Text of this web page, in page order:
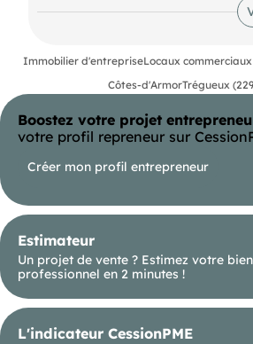
l'immeuble. Les locaux seront
Immobilier d'entrepriseLocaux
Côtes-d'ArmorTrégueux
Boostez votre projet
votre profil repreneur sur
Créer mon profil entrepreneur
Estimateur
Un projet de vente ? Estimez votre bien
professionnel en 2 minutes !
L'indicateur CessionPME